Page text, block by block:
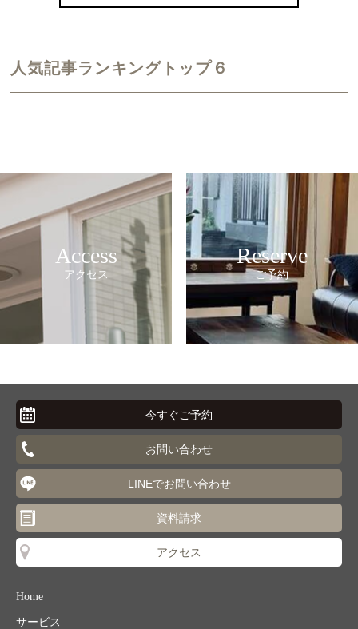
人気記事ランキングトップ６
Access
アクセス
Reserve
ご予約
今すぐご予約
お問い合わせ
LINEでお問い合わせ
資料請求
アクセス
Home
サービス